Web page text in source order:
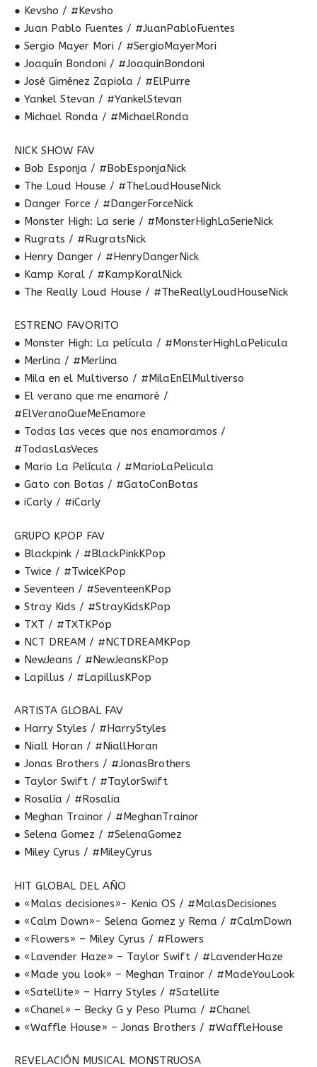
● Kevsho / #Kevsho
● Juan Pablo Fuentes / #JuanPabloFuentes
● Sergio Mayer Mori / #SergioMayerMori
● Joaquín Bondoni / #JoaquinBondoni
● José Giménez Zapiola / #ElPurre
● Yankel Stevan / #YankelStevan
● Michael Ronda / #MichaelRonda
NICK SHOW FAV
● Bob Esponja / #BobEsponjaNick
● The Loud House / #TheLoudHouseNick
● Danger Force / #DangerForceNick
● Monster High: La serie / #MonsterHighLaSerieNick
● Rugrats / #RugratsNick
● Henry Danger / #HenryDangerNick
● Kamp Koral / #KampKoralNick
● The Really Loud House / #TheReallyLoudHouseNick
ESTRENO FAVORITO
● Monster High: La película / #MonsterHighLaPelicula
● Merlina / #Merlina
● Mila en el Multiverso / #MilaEnElMultiverso
● El verano que me enamoré /
#ElVeranoQueMeEnamore
● Todas las veces que nos enamoramos /
#TodasLasVeces
● Mario La Película / #MarioLaPelicula
● Gato con Botas / #GatoConBotas
● iCarly / #iCarly
GRUPO KPOP FAV
● Blackpink / #BlackPinkKPop
● Twice / #TwiceKPop
● Seventeen / #SeventeenKPop
● Stray Kids / #StrayKidsKPop
● TXT / #TXTKPop
● NCT DREAM / #NCTDREAMKPop
● NewJeans / #NewJeansKPop
● Lapillus / #LapillusKPop
ARTISTA GLOBAL FAV
● Harry Styles / #HarryStyles
● Niall Horan / #NiallHoran
● Jonas Brothers / #JonasBrothers
● Taylor Swift / #TaylorSwift
● Rosalía / #Rosalia
● Meghan Trainor / #MeghanTrainor
● Selena Gomez / #SelenaGomez
● Miley Cyrus / #MileyCyrus
HIT GLOBAL DEL AÑO
● «Malas decisiones»- Kenia OS / #MalasDecisiones
● «Calm Down»- Selena Gomez y Rema / #CalmDown
● «Flowers» – Miley Cyrus / #Flowers
● «Lavender Haze» – Taylor Swift / #LavenderHaze
● «Made you look» – Meghan Trainor / #MadeYouLook
● «Satellite» – Harry Styles / #Satellite
● «Chanel» – Becky G y Peso Pluma / #Chanel
● «Waffle House» – Jonas Brothers / #WaffleHouse
REVELACIÓN MUSICAL MONSTRUOSA